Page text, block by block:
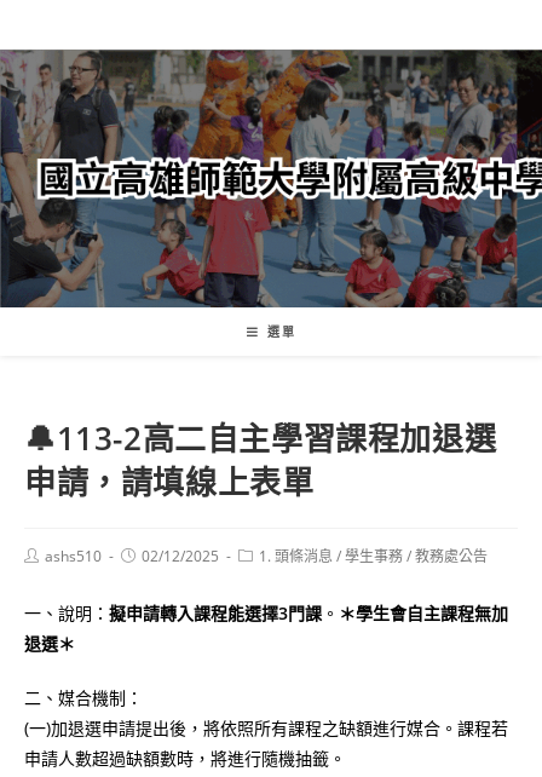
轉
至
主
內
容
選單
🔔113-2高二自主學習課程加退選
申請，請填線上表單
Postashs510
Post02/12/2025
Post1. 頭條消息 /學生事務/教務處公告
一、說明： 擬申請轉入課程能選擇3門課 。 ＊學生會自主課程無加
退選＊
二、媒合機制：
(一)加退選申請提出後，將依照所有課程之缺額進行媒合。課程若
申請人數超過缺額數時，將進行隨機抽籤。